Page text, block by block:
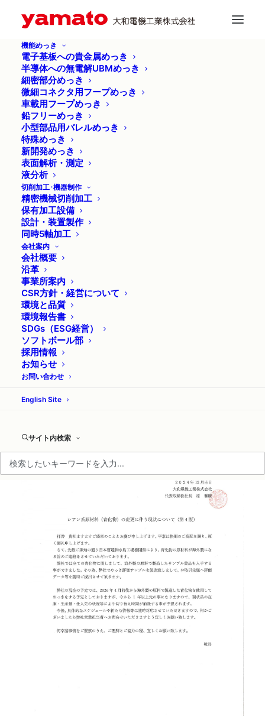
機能めっき
電子基板への貴金属めっき
半導体への無電解UBMめっき
細密部分めっき
微細コネクタ用フープめっき
車載用フープめっき
鉛フリーめっき
小型部品用バレルめっき
特殊めっき
新開発めっき
表面解析・測定
液分析
切削加工･機器制作
精密機械切削加工
保有加工設備
設計・装置製作
同時5軸加工
会社案内
会社概要
沿革
事業所案内
CSR方針・経営について
環境と品質
環境報告書
SDGs（ESG経営）
ソフトボール部
採用情報
お知らせ
お問い合わせ
English Site
サイト内検索
シアン系原材料（青化
物）の変更に伴う現状に
ついて（第４版）
シアン系原材料（青化物）
の変更に伴う現状について
（第４版）
2024年12月20日